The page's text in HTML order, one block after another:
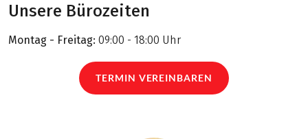
Unsere Bürozeiten
Montag - Freitag: 09:00 - 18:00 Uhr
TERMIN VEREINBAREN